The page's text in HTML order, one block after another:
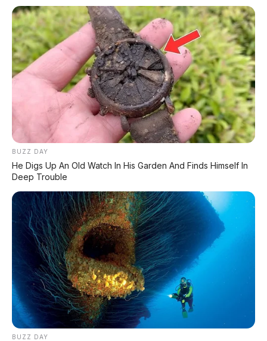
⚡ Purbaya "Ancam" Toyota di GIIAS:
Pindah Pabrik dari Thailand atau Kena
Pajak!
PROMO TERBATAS!
✔ TANPA DP
✔ GRATIS ANGSURAN 1X
✔ GRATIS BALIK NAMA
CEK UNIT SEKARANG
BUZZ DAY
He Digs Up An Old Watch In His Garden And Finds Himself In
Deep Trouble
BUZZ DAY